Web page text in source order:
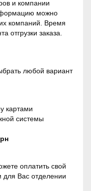
и компании
можно
компаний. Время
отгрузки заказа.
любой вариант
картами
системы
оплатить свой
для Вас отделении